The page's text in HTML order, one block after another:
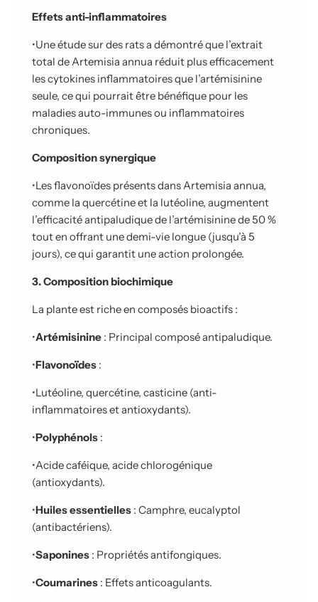
Effets anti-inflammatoires
•Une étude sur des rats a démontré que l’extrait
total de Artemisia annua réduit plus efficacement
les cytokines inflammatoires que l’artémisinine
seule, ce qui pourraitêtre bénéfique pour les
maladies auto-immunes ou inflammatoires
chroniques.
Composition synergique
•Les flavonoïdes présents dans Artemisia annua,
comme la quercétine et la lutéoline, augmentent
l’efficacité antipaludique de l’artémisinine de 50 %
tout en offrant unedemi-vie longue (jusqu’à 5
jours), ce qui garantit une action prolongée.
3. Composition biochimique
La plante est riche en composés bioactifs :
•Artémisinine : Principal composé antipaludique.
•Flavonoïdes :
•Lutéoline, quercétine, casticine (anti-
inflammatoires et antioxydants).
•Polyphénols :
•Acide caféique, acide chlorogénique
(antioxydants).
•Huiles essentielles : Camphre, eucalyptol
(antibactériens).
•Saponines : Propriétés antifongiques.
•Coumarines : Effets anticoagulants.